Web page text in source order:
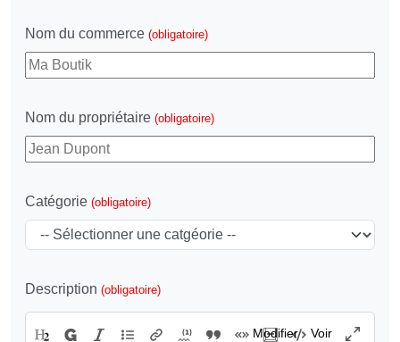
Nom du commerce (obligatoire)
Nom du propriétaire (obligatoire)
Catégorie (obligatoire)
Description (obligatoire)
Voir
Modifier